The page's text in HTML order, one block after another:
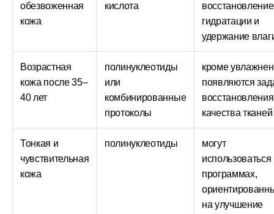
обезвоженная
кожа
кислота
восстановление
гидратации и
удержание
Возрастная
кожа после 35–
40 лет
полинуклеотиды
или
комбинированные
протоколы
кроме
появляются
восстановления
качества тканей
Тонкая и
чувствительная
кожа
полинуклеотиды
могут
использоваться
программах,
на улучшение